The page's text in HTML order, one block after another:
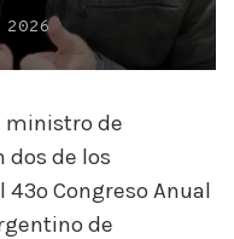
ministro de
dos de los
Congreso Anual
de